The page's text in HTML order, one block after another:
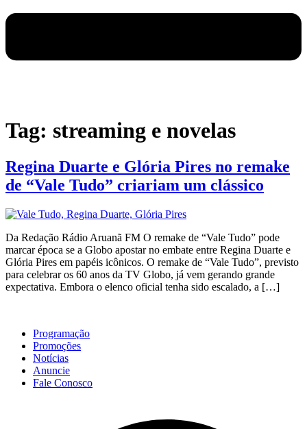
Tag: streaming e novelas
Regina Duarte e Glória Pires no remake
de “Vale Tudo” criariam um clássico
Da Redação Rádio Aruanã FM O remake de “Vale Tudo” pode
marcar época se a Globo apostar no embate entre Regina Duarte e
Glória Pires em papéis icônicos. O remake de “Vale Tudo”, previsto
para celebrar os 60 anos da TV Globo, já vem gerando grande
expectativa. Embora o elenco oficial tenha sido escalado, a […]
Programação
Promoções
Notícias
Anuncie
Fale Conosco